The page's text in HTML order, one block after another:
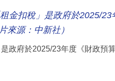
是政府於2025/23年度《財政